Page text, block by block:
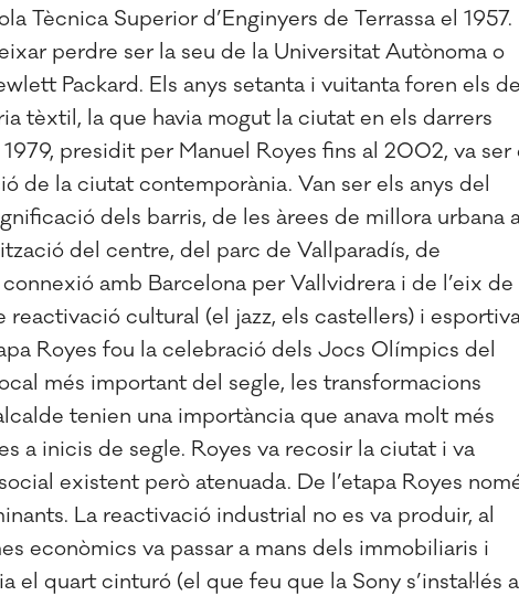
Tècnica Superior d’Enginyers de Terrassa el 1957.
perdre ser la seu de la Universitat Autònoma o
Packard. Els anys setanta i vuitanta foren els
tèxtil, la que havia mogut la ciutat en els darrers
presidit per Manuel Royes fins al 2002, va ser
de la ciutat contemporània. Van ser els anys del
dels barris, de les àrees de millora urbana
del centre, del parc de Vallparadís, de
amb Barcelona per Vallvidrera i de l’eix de
cultural (el jazz, els castellers) i
Royes fou la celebració dels Jocs Olímpics del
més important del segle, les transformacions
tenien una importància que anava molt més
a inicis de segle. Royes va recosir la ciutat i va
existent però atenuada. De l’etapa Royes
La reactivació industrial no es va produir, al
econòmics va passar a mans dels immobiliaris i
el quart cinturó (el que feu que la Sony s’instal·lés a